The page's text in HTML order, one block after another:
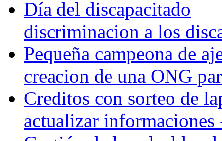
Día del discapacitado
discriminacion a los
Pequeña campeona de
creacion de una ONG
Creditos con sorteo de
actualizar informaciones